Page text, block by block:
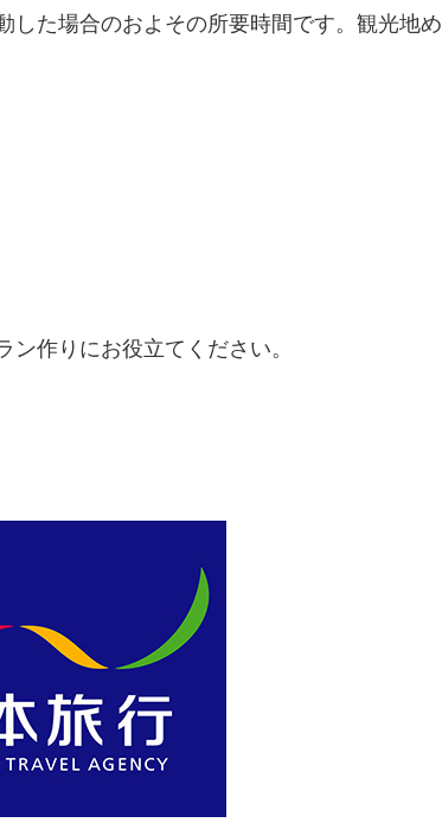
した場合のおよその所要時間です。観光地め
作りにお役立てください。